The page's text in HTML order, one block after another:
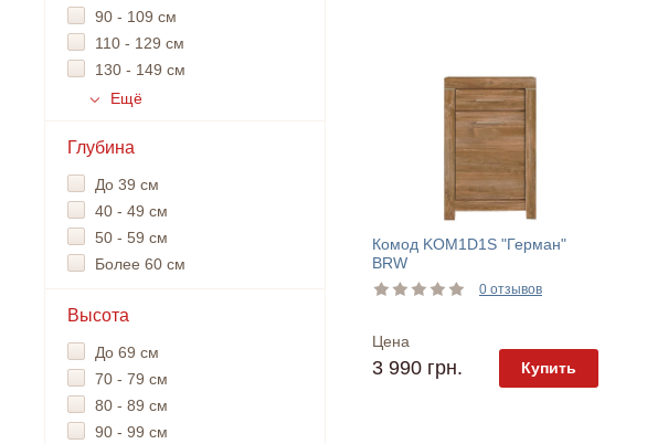
90 - 109 см
110 - 129 см
130 - 149 см
Ещё
Глубина
До 39 см
40 - 49 см
50 - 59 см
Более 60 см
Высота
До 69 см
70 - 79 см
80 - 89 см
90 - 99 см
Комод KOM1D1S "Герман"
BRW
0 отзывов
Цена
3 990 грн. Купить